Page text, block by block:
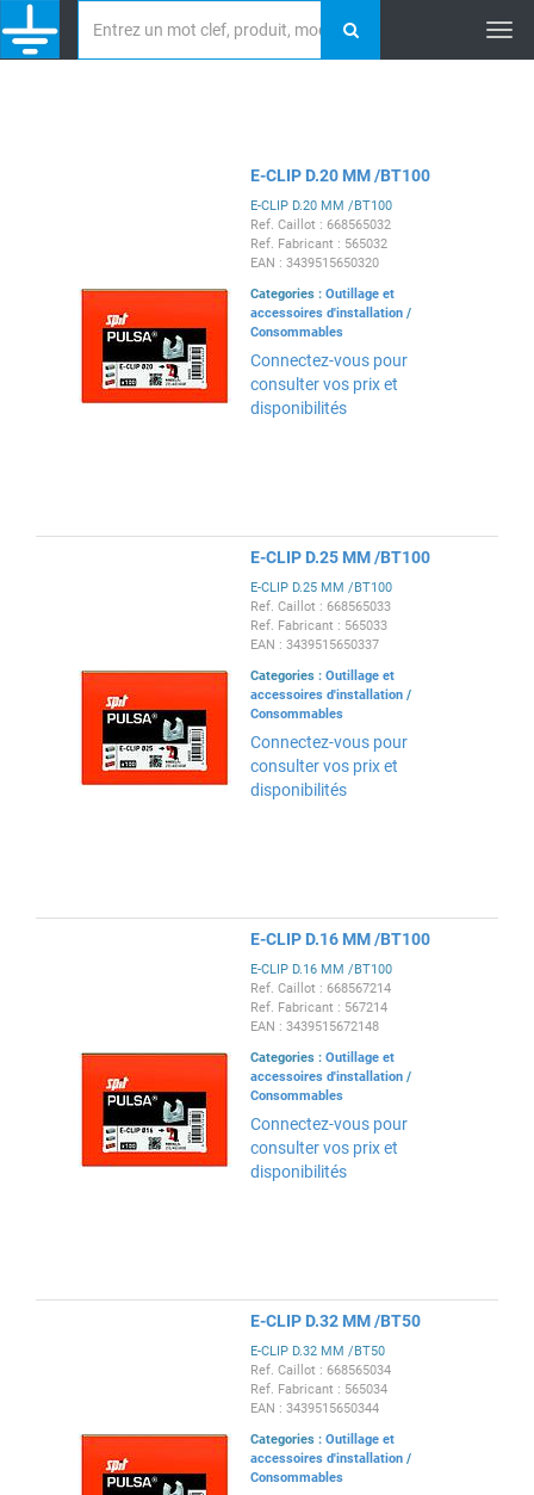
E-CLIP D.20 MM /BT100
E-CLIP D.20 MM /BT100
Ref. Caillot : 668565032
Ref. Fabricant : 565032
EAN : 3439515650320
Categories : Outillage et
accessoires d'installation /
Consommables
Connectez-vous pour
consulter vos prix et
disponibilités
E-CLIP D.25 MM /BT100
E-CLIP D.25 MM /BT100
Ref. Caillot : 668565033
Ref. Fabricant : 565033
EAN : 3439515650337
Categories : Outillage et
accessoires d'installation /
Consommables
Connectez-vous pour
consulter vos prix et
disponibilités
E-CLIP D.16 MM /BT100
E-CLIP D.16 MM /BT100
Ref. Caillot : 668567214
Ref. Fabricant : 567214
EAN : 3439515672148
Categories : Outillage et
accessoires d'installation /
Consommables
Connectez-vous pour
consulter vos prix et
disponibilités
E-CLIP D.32 MM /BT50
E-CLIP D.32 MM /BT50
Ref. Caillot : 668565034
Ref. Fabricant : 565034
EAN : 3439515650344
Categories : Outillage et
accessoires d'installation /
Consommables